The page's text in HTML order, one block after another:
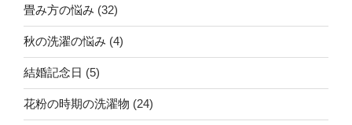
畳み方の悩み (32)
秋の洗濯の悩み (4)
結婚記念日 (5)
花粉の時期の洗濯物 (24)